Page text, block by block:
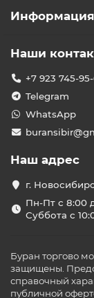
Информация
Наши
+7 923 745-
Telegram
WhatsApp
Наш адрес
г.
Пн-Пт с 8:00
Суббота с
Буран торгово
защищены.
справочный
публичной